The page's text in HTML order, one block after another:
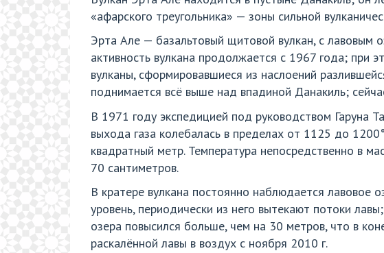
«афарского треугольника» — зоны сильной
Эрта Але — базальтовый щитовой вулкан, с лавовым
активность вулкана продолжается с 1967 года; при
вулканы, сформировавшиеся из наслоений
поднимается всё выше над впадиной Данакиль;
В 1971 году экспедицией под руководством Гаруна
выхода газа колебалась в пределах от 1125 до
квадратный метр. Температура непосредственно в
70 сантиметров.
В кратере вулкана постоянно наблюдается лавовое
уровень, периодически из него вытекают потоки
озера повысился больше, чем на 30 метров, что в
раскалённой лавы в воздух с ноября 2010 г.